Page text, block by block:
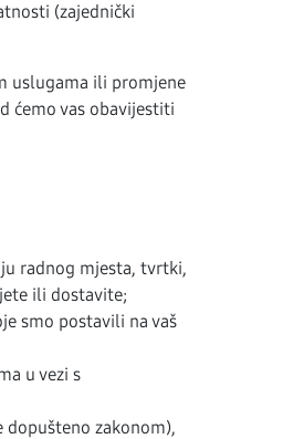
(zajednički
uslugama ili promjene
ćemo vas obavijestiti
radnog mjesta, tvrtki,
ili dostavite;
smo postavili na vaš
u vezi s
dopušteno zakonom),